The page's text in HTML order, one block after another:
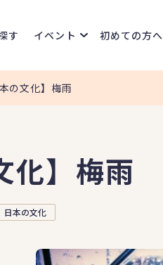
す イベント 初めての方へ
本の文化】梅雨
化】梅雨
日本の文化